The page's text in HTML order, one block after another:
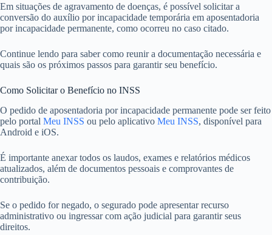
Em situações de agravamento de doenças, é possível solicitar a
conversão do auxílio por incapacidade temporária em aposentadoria
por incapacidade permanente, como ocorreu no caso citado.
Continue lendo para saber como reunir a documentação necessária e
quais são os próximos passos para garantir seu benefício.
Como Solicitar o Benefício no INSS
O pedido de aposentadoria por incapacidade permanente pode ser feito
pelo portal Meu INSS ou pelo aplicativo Meu INSS, disponível para
Android e iOS.
É importante anexar todos os laudos, exames e relatórios médicos
atualizados, além de documentos pessoais e comprovantes de
contribuição.
Se o pedido for negado, o segurado pode apresentar recurso
administrativo ou ingressar com ação judicial para garantir seus
direitos.